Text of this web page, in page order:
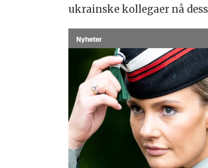
ukrainske kollegaer nå
Nyheter